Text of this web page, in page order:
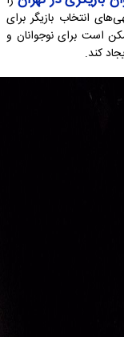
انتخاب بازیگر برای
است برای نوجوانان و
کند.